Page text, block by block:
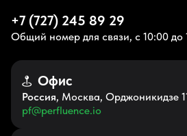
+7 (727) 245 89 29
Общий номер для связи, с 10:00 до
Офис
Россия, Москва, Орджоникидзе
pf@perfluence.io